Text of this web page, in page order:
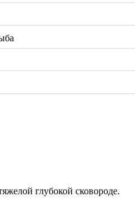
глубокой сковороде.